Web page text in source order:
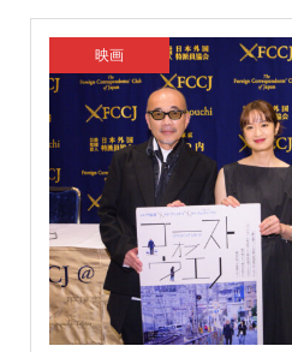
映画